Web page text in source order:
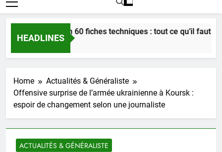
HEADLINES
Bordeaux en 60 fiches techniques : tout ce qu’il faut
3 Semaines Ago
Home
Actualités & Généraliste
Offensive surprise de l’armée ukrainienne à Koursk :
espoir de changement selon une journaliste
ACTUALITÉS & GÉNÉRALISTE